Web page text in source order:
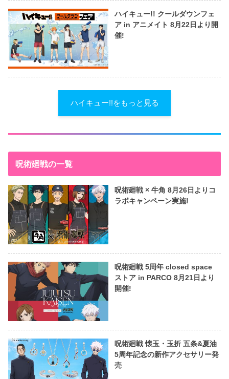
ハイキュー!! クールダウンフェ
ア in アニメイト 8月22日より開
催!
ハイキュー!!をもっと見る
呪術廻戦の一覧
呪術廻戦 × 牛角 8月26日よりコ
ラボキャンペーン実施!
呪術廻戦 5周年 closed space
ストア in PARCO 8月21日より
開催!
呪術廻戦 懐玉・玉折 五条&夏油
5周年記念の新作アクセサリー発
売